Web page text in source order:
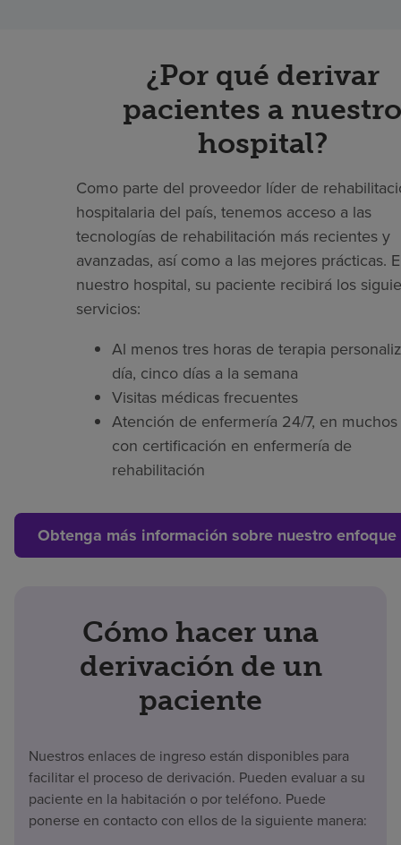
¿Por qué derivar
pacientes a nuestro
hospital?
Como parte del proveedor líder de
hospitalaria del país, tenemos acceso a las
tecnologías de rehabilitación más recientes y
avanzadas, así como a las mejores prácticas.
nuestro hospital, su paciente recibirá los
servicios:
Al menos tres horas de terapia
día, cinco días a la semana
Visitas médicas frecuentes
Atención de enfermería 24/7, en muchos
con certificación en enfermería de
rehabilitación
Obtenga más información sobre nuestro
Cómo hacer una
derivación de un
paciente
Nuestros enlaces de ingreso están disponibles para
facilitar el proceso de derivación. Pueden evaluar a su
paciente en la habitación o por teléfono. Puede
ponerse en contacto con ellos de la siguiente manera: